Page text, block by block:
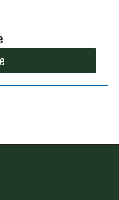
TILBEHØR